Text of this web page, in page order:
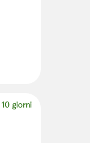
10 giorni